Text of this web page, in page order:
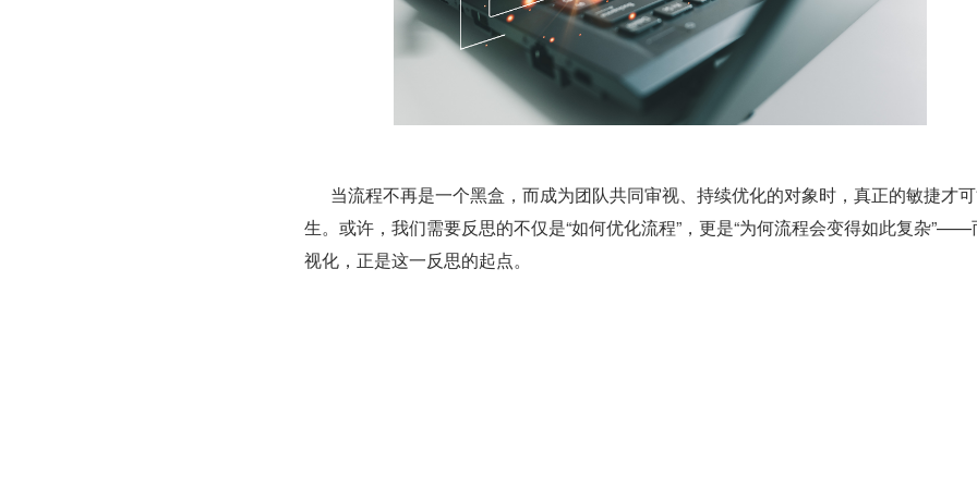
生。或许，我们需要反思的不仅是“如何优化流程”，更是“为何流程会变得如此复杂”——
视化，正是这一反思的起点。